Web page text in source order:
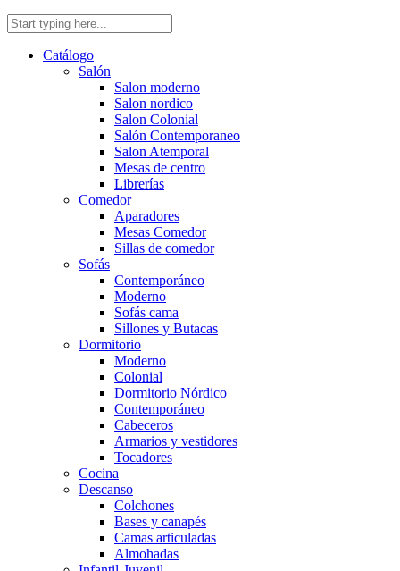
Catálogo
Salón
Salon moderno
Salon nordico
Salon Colonial
Salón Contemporaneo
Salon Atemporal
Mesas de centro
Librerías
Comedor
Aparadores
Mesas Comedor
Sillas de comedor
Sofás
Contemporáneo
Moderno
Sofás cama
Sillones y Butacas
Dormitorio
Moderno
Colonial
Dormitorio Nórdico
Contemporáneo
Cabeceros
Armarios y vestidores
Tocadores
Cocina
Descanso
Colchones
Bases y canapés
Camas articuladas
Almohadas